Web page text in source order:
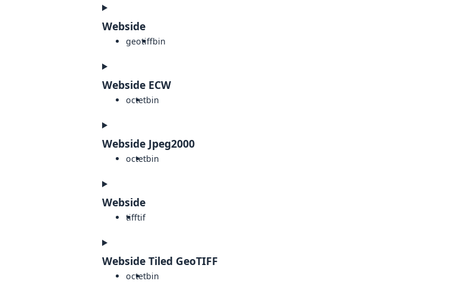
Webside
geotiffbin
Webside ECW
octetbin
Webside Jpeg2000
octetbin
Webside
tifftif
Webside Tiled GeoTIFF
octetbin